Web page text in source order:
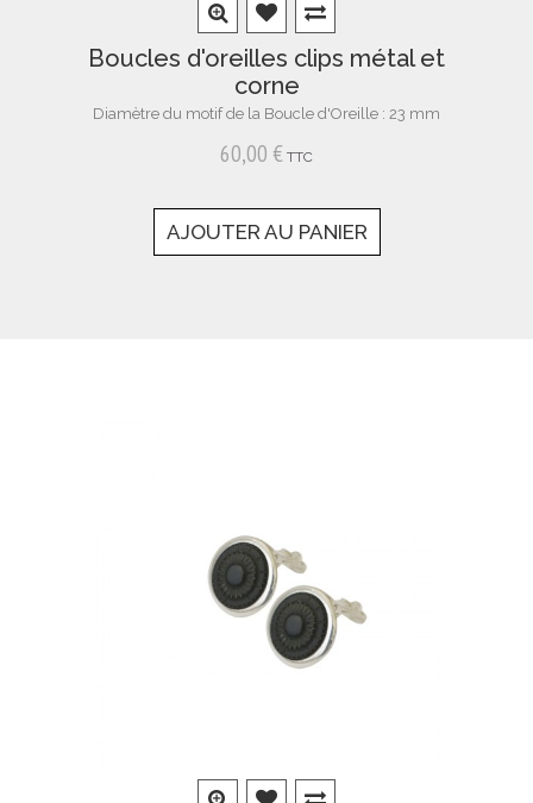
Boucles d'oreilles clips métal et
corne
Diamètre du motif de la Boucle d'Oreille : 23 mm
60,00 € TTC
AJOUTER AU PANIER